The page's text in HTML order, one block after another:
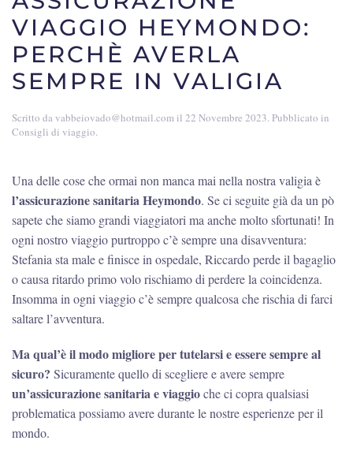
VIAGGIO HEYMONDO:
PERCHÈ AVERLA
SEMPRE IN VALIGIA
Scritto davabbeiovado@hotmail.com il 22 Novembre 2023. Pubblicato in
Consigli di viaggio.
Una delle cose che ormai non manca mai nella nostra valigia è
l’assicurazione sanitaria Heymondo. Se ci seguite già da un pò
sapete che siamo grandi viaggiatori ma anche molto sfortunati! In
ogni nostro viaggio purtroppo c’è sempre una disavventura:
Stefania sta male e finisce in ospedale, Riccardo perde il bagaglio
o causa ritardo primo volo rischiamo di perdere la coincidenza.
Insomma in ogni viaggio c’è sempre qualcosa che rischia di farci
saltare l’avventura.
Ma qual’è il modo migliore per tutelarsi e essere sempre al
sicuro? Sicuramente quello di scegliere e avere sempre
un’assicurazione sanitaria e viaggioche ci copra qualsiasi
problematica possiamo avere durante le nostre esperienze per il
mondo.